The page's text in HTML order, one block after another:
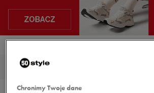
0
Wyników
Chronimy Twoje dane